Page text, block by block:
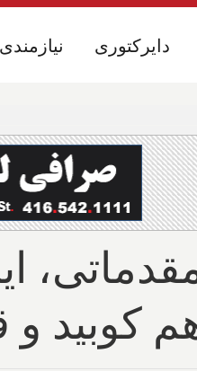
دایرکتوری
دایرکتوری
هم کوبید